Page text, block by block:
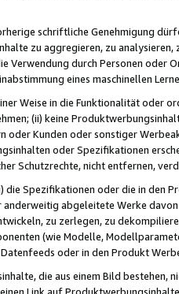
schriftliche Genehmigung
zu aggregieren, zu
Verwendung durch Personen
eines maschinellen
Weise in die Funktionalität oder
(ii) keine
Kunden oder sonstiger
oder Spezifikationen
Schutzrechte, nicht entfernen,
die Spezifikationen oder die in
anderweitig abgeleitete Werke
zu zerlegen, zu
(wie Modelle,
Datenfeeds oder in den Produkt
die aus einem Bild bestehen,
Link auf